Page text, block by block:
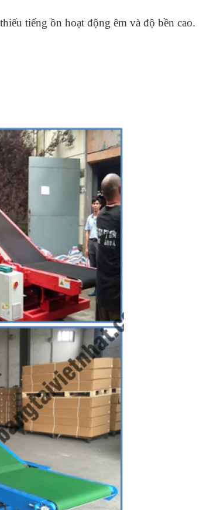
tiếng ồn hoạt động êm và độ bền cao.